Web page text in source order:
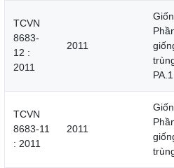
TCVN
8683-
12 :
2011
2011
TCVN
8683-11
: 2011
2011